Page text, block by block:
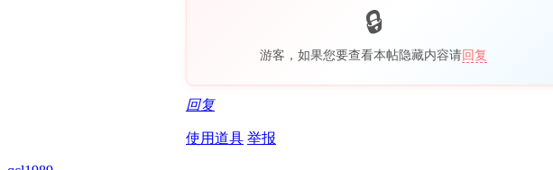
游客，如果您要查看本帖隐藏内容请回复
回复
使用道具 举报